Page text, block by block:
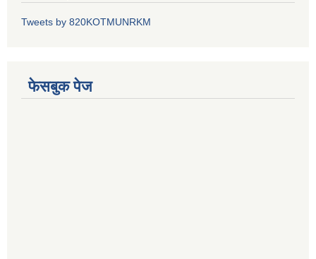
Tweets by 820KOTMUNRKM
फेसबुक पेज